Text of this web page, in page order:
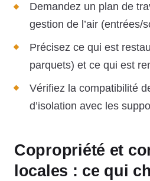
Demandez un plan de
gestion de l’air (entrées/
Précisez ce qui est
parquets) et ce qui est
Vérifiez la compatibilité
d’isolation avec les
Copropriété et
locales : ce qui